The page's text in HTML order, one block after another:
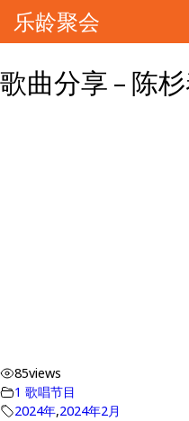
乐龄聚会
歌曲分享 – 陈
85views
1 歌唱节目
2024年,2024年2月